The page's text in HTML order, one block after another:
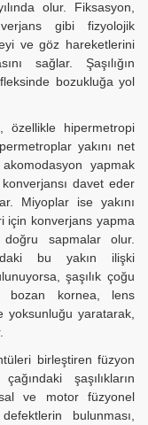
olur. Fiksasyon,
gibi fizyolojik
ve göz hareketlerini
sağlar. Şaşılığın
bozukluğa yol
özellikle hipermetropi
yakını net
yapmak
konverjansı davet eder
Miyoplar ise yakını
için konverjans yapma
sapmalar olur.
bu yakın ilişki
şaşılık çoğu
bozan kornea, lens
yoksunluğu yaratarak,
birleştiren füzyon
şaşılıkların
ve motor füzyonel
bulunması,